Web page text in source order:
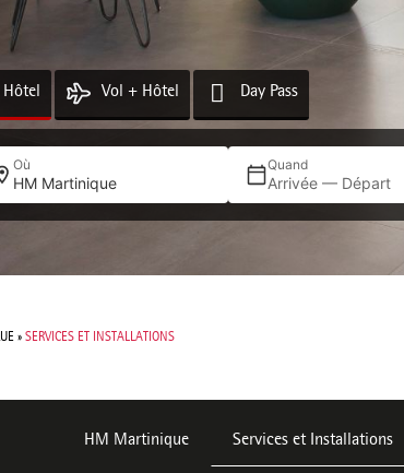
Hôtel Vol + Hôtel Day Pass
Où
HM Martinique
Quand
Arrivée — Départ
» SERVICES ET INSTALLATIONS
HM Martinique Services et Installations